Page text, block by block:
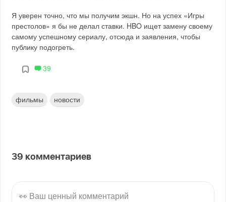
Я уверен точно, что мы получим экшн. Но на успех «Игры
престолов» я бы не делал ставки. HBO ищет замену своему
самому успешному сериалу, отсюда и заявления, чтобы
публику подогреть.
39
фильмы новости
39 комментариев